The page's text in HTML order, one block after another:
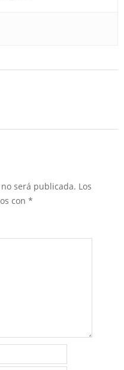
será publicada. Los
con *